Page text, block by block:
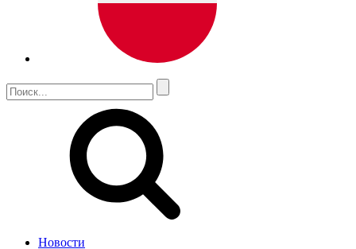
Новости